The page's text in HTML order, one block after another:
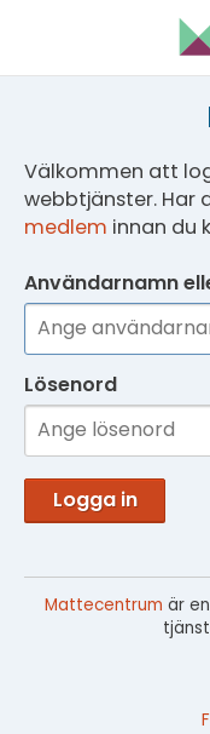
Välkommen att
webbtjänster. Har
medlem innan du
Användarnamn
Lösenord
Logga in
Mattecentrum är